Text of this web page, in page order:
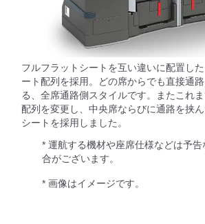
フルフラットシートを互い違いに配置し
ート配列を採用。どの席からでも直接通
る、全席通路側スタイルです。またこれ
配列を変更し、中央席ならびに通路を挟
シートを採用しました。
* 運航する機材や座席仕様などは予
合がございます。
* 画像はイメージです。